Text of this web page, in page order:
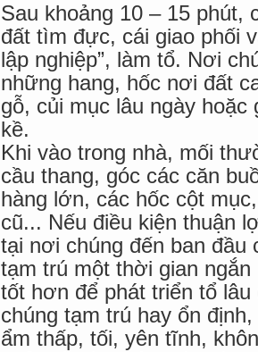
Sau khoảng 10 – 15 phút,
đất tìm đực, cái giao phối
lập nghiệp”, làm tổ. Nơi
những hang, hốc nơi đất
gỗ, củi mục lâu ngày
kề.
Khi vào trong nhà, mối
cầu thang, góc các căn
hàng lớn, các hốc cột
cũ... Nếu điều kiện thuận
tại nơi chúng đến ban đầu
tạm trú một thời gian
tốt hơn để phát triển tổ
chúng tạm trú hay ổn
ẩm thấp, tối, yên tĩnh,